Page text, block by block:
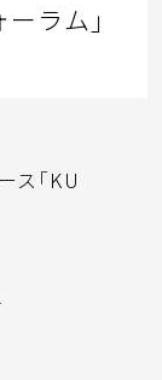
ラム」
ス「KU